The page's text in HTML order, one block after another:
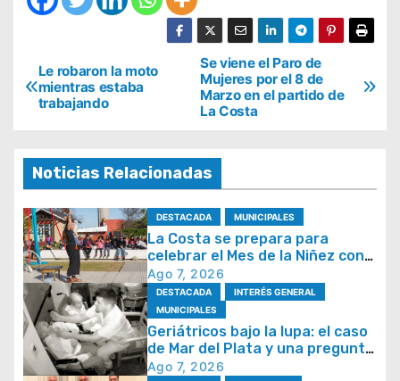
N
a
g
a
c
i
ó
n
d
e
Se viene el Paro de
Mujeres por el 8 de
Marzo en el partido de
La Costa
Le robaron la moto
mientras estaba
trabajando
Noticias Relacionadas
DESTACADA MUNICIPALES
La Costa se prepara para
celebrar el Mes de la Niñez con
juegos y espectáculos
Ago 7, 2026
DESTACADA
INTERÉS GENERAL
MUNICIPALES
Geriátricos bajo la lupa: el caso
de Mar del Plata y una pregunta
que se repite en todo el país
Ago 7, 2026